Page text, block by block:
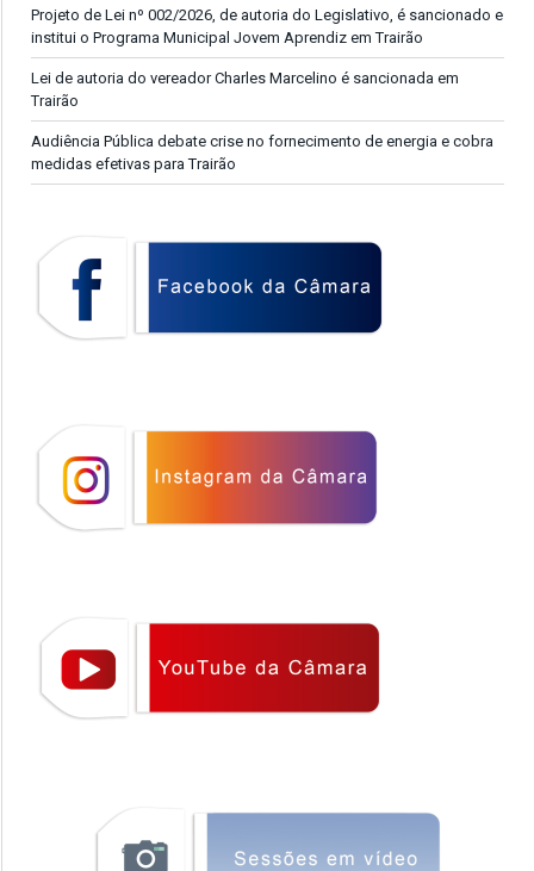
Projeto de Lei nº 002/2026, de autoria do Legislativo, é sancionado e
institui o Programa Municipal Jovem Aprendiz em Trairão
Lei de autoria do vereador Charles Marcelino é sancionada em
Trairão
Audiência Pública debate crise no fornecimento de energia e cobra
medidas efetivas para Trairão